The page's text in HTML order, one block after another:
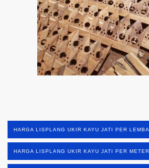
HARGA LISPLANG UKIR KAYU JATI PER
HARGA LISPLANG UKIR KAYU JATI PER METER